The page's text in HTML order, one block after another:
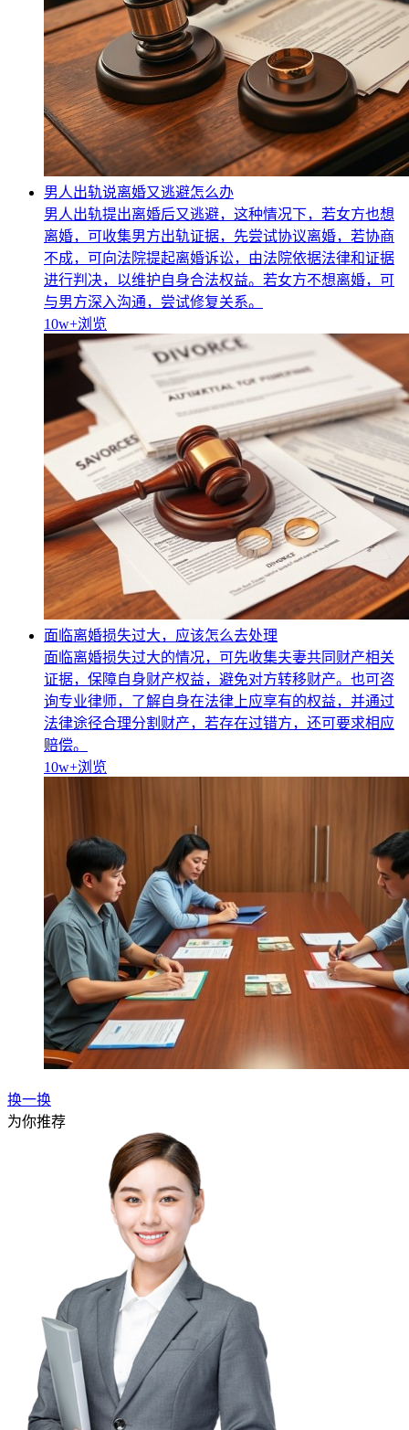
男人出轨说离婚又逃避怎么办
男人出轨提出离婚后又逃避，这种情况下，若女方也想
离婚，可收集男方出轨证据，先尝试协议离婚，若协商
不成，可向法院提起离婚诉讼，由法院依据法律和证据
进行判决，以维护自身合法权益。若女方不想离婚，可
与男方深入沟通，尝试修复关系。
10w+浏览
面临离婚损失过大，应该怎么去处理
面临离婚损失过大的情况，可先收集夫妻共同财产相关
证据，保障自身财产权益，避免对方转移财产。也可咨
询专业律师，了解自身在法律上应享有的权益，并通过
法律途径合理分割财产，若存在过错方，还可要求相应
赔偿。
10w+浏览
换一换
为你推荐